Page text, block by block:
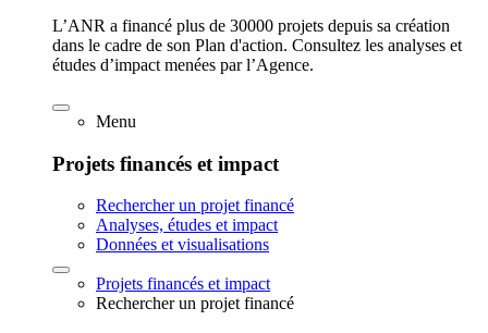
L’ANR a financé plus de 30000 projets depuis sa création
dans le cadre de son Plan d'action. Consultez les analyses et
études d’impact menées par l’Agence.
Menu
Projets financés et impact
Rechercher un projet financé
Analyses, études et impact
Données et visualisations
Projets financés et impact
Rechercher un projet financé